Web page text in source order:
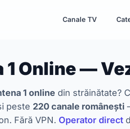
Canale TV
1 Online —
1 online din străinătate?
peste 220 canale românești
Fără VPN. Operator direct